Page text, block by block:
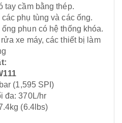
tay cầm bằng thép.
phụ tùng và các ống.
phun có hệ thống khóa.
xe máy, các thiết bị làm
(1,595 SPI)
đa: 370L/hr
(6.4lbs)